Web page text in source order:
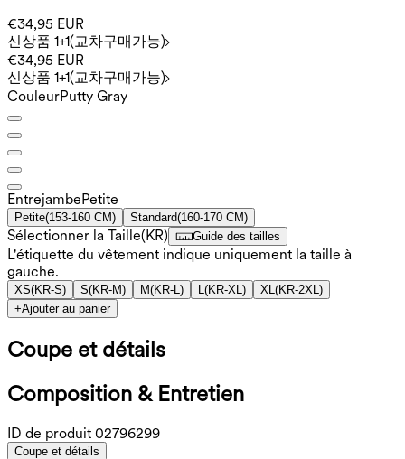
€34,95 EUR
신상품 1+1(교차구매가능)
€34,95 EUR
신상품 1+1(교차구매가능)
CouleurPutty Gray
Entrejambe️Petite
Petite(153-160 CM) Standard(160-170 CM)
Sélectionner la Taille(KR) Guide des tailles
L'étiquette du vêtement indique uniquement la taille à
gauche.
XS(KR-S) S(KR-M) M(KR-L) L(KR-XL) XL(KR-2XL)
+Ajouter au panier
Coupe et détails
Composition & Entretien
ID de produit 02796299
Coupe et détails